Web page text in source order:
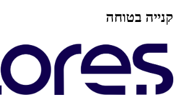
קנייה בטוחה